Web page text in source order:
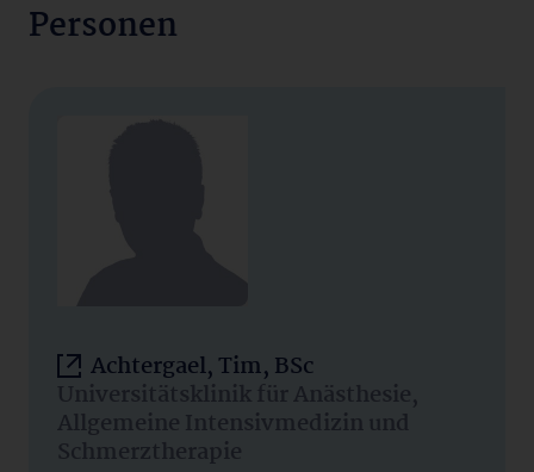
Personen
Achtergael, Tim, BSc
Universitätsklinik für Anästhesie,
Allgemeine Intensivmedizin und
Schmerztherapie